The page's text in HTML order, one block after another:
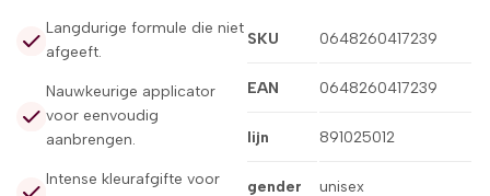
Langdurige formule die niet
afgeeft.
Nauwkeurige applicator
voor eenvoudig
aanbrengen.
Intense kleurafgifte voor
SKU 0648260417239
EAN 0648260417239
lijn 891025012
gender unisex